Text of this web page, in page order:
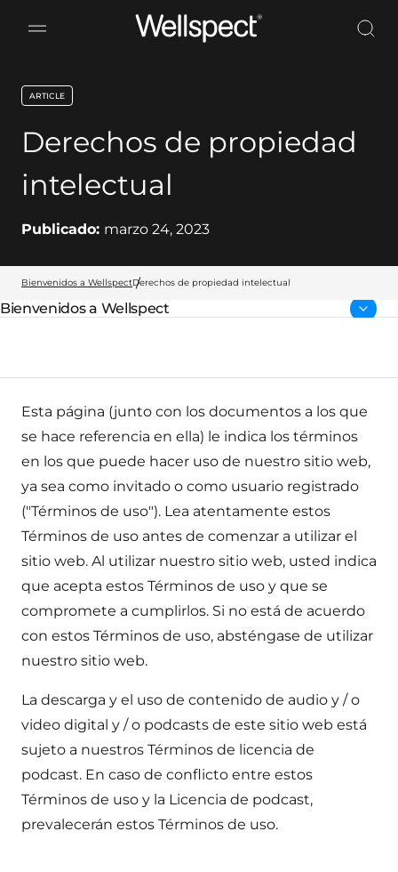
Wellspect
Derechos de propiedad
intelectual
key:global.content-type:
ARTICLE
Publicado: marzo 24, 2023
Bienvenidos a WellspectDerechos de propiedad intelectual
Página parental:
Bienvenidos a Wellspect
Esta página (junto con los documentos a los que
se hace referencia en ella) le indica los términos
en los que puede hacer uso de nuestro sitio web,
ya sea como invitado o como usuario registrado
("Términos de uso"). Lea atentamente estos
Términos de uso antes de comenzar a utilizar el
sitio web. Al utilizar nuestro sitio web, usted indica
que acepta estos Términos de uso y que se
compromete a cumplirlos. Si no está de acuerdo
con estos Términos de uso, absténgase de utilizar
nuestro sitio web.
La descarga y el uso de contenido de audio y / o
video digital y / o podcasts de este sitio web está
sujeto a nuestros Términos de licencia de
podcast. En caso de conflicto entre estos
Términos de uso y la Licencia de podcast,
prevalecerán estos Términos de uso.